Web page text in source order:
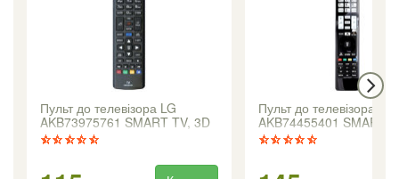
Пульт до телевізора LG
AKB73975761 SMART TV, 3D
Пульт до телевізора LG
AKB74455401 SMART
довгий корпус